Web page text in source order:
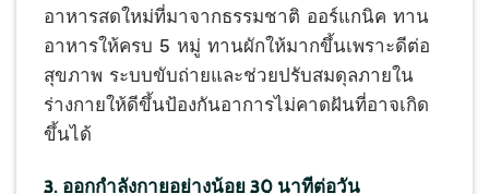
อาหารสดใหม่ที่มาจากธรรมชาติ ออร์แกนิค ทาน
อาหารให้ครบ 5 หมู่ ทานผักให้มากขึ้นเพราะดีต่อ
สุขภาพ ระบบขับถ่ายและช่วยปรับสมดุลภายใน
ร่างกายให้ดีขึ้นป้องกันอาการไม่คาดฝันที่อาจเกิด
ขึ้นได้
3. ออกกำลังกายอย่างน้อย 30 นาทีต่อวัน